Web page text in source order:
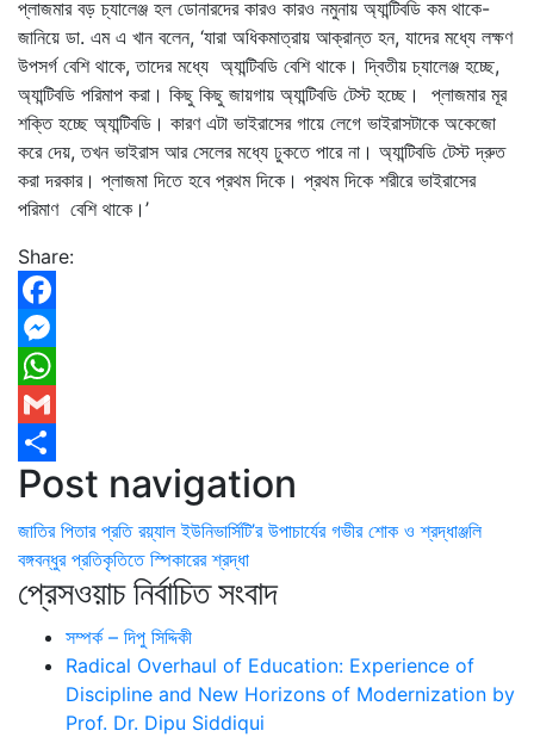
প্লাজমার বড় চ্যালেঞ্জ হল ডোনারদের কারও কারও নমুনায় অ্যান্টিবডি কম থাকে-
জানিয়ে ডা. এম এ খান বলেন, ‘যারা অধিকমাত্রায় আক্রান্ত হন, যাদের মধ্যে লক্ষণ
উপসর্গ বেশি থাকে, তাদের মধ্যে অ্যান্টিবডি বেশি থাকে। দ্বিতীয় চ্যালেঞ্জ হচ্ছে,
অ্যান্টিবডি পরিমাপ করা। কিছু কিছু জায়গায় অ্যান্টিবডি টেস্ট হচ্ছে। প্লাজমার মূর
শক্তি হচ্ছে অ্যান্টিবডি। কারণ এটা ভাইরাসের গায়ে লেগে ভাইরাসটাকে অকেজো
করে দেয়, তখন ভাইরাস আর সেলের মধ্যে ঢুকতে পারে না। অ্যান্টিবডি টেস্ট দ্রুত
করা দরকার। প্লাজমা দিতে হবে প্রথম দিকে। প্রথম দিকে শরীরে ভাইরাসের
পরিমাণ বেশি থাকে।’
Share:
Facebook
Messenger
WhatsApp
Gmail
Share
Post navigation
জাতির পিতার প্রতি রয়্যাল ইউনিভার্সিটি’র উপাচার্যের গভীর শোক ও শ্রদ্ধাঞ্জলি
বঙ্গবন্ধুর প্রতিকৃতিতে স্পিকারের শ্রদ্ধা
প্রেসওয়াচ নির্বাচিত সংবাদ
সম্পর্ক – দিপু সিদ্দিকী
Radical Overhaul of Education: Experience of
Discipline and New Horizons of Modernization by
Prof. Dr. Dipu Siddiqui